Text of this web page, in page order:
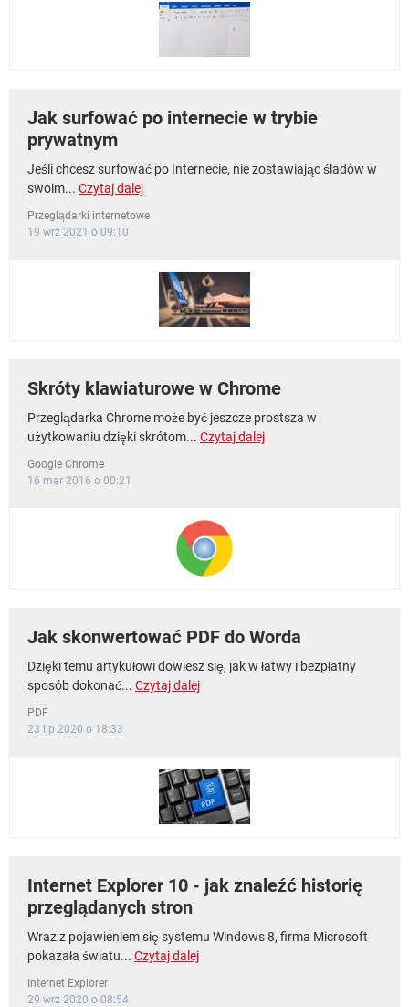
Jak surfować po internecie w trybie
prywatnym
Jeśli chcesz surfować po Internecie, nie zostawiając śladów w
swoim... Czytaj dalej
Przeglądarki internetowe
19 wrz 2021 o 09:10
Skróty klawiaturowe w Chrome
Przeglądarka Chrome może być jeszcze prostsza w
użytkowaniu dzięki skrótom... Czytaj dalej
Google Chrome
16 mar 2016 o 00:21
Jak skonwertować PDF do Worda
Dzięki temu artykułowi dowiesz się, jak w łatwy i bezpłatny
sposób dokonać... Czytaj dalej
PDF
23 lip 2020 o 18:33
Internet Explorer 10 - jak znaleźć historię
przeglądanych stron
Wraz z pojawieniem się systemu Windows 8, firma Microsoft
pokazała światu... Czytaj dalej
Internet Explorer
29 wrz 2020 o 08:54